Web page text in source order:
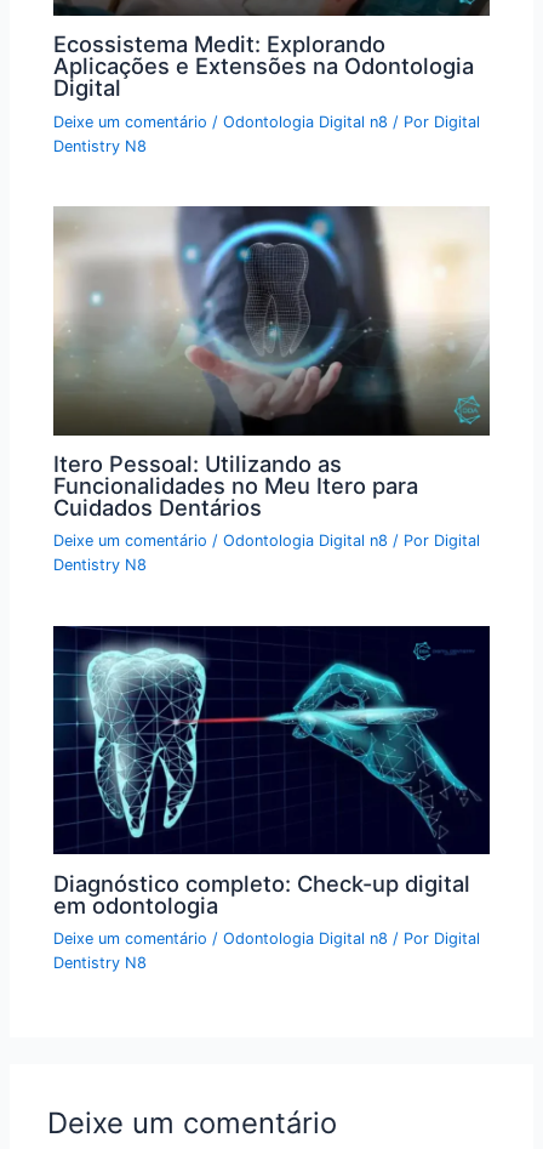
Ecossistema Medit: Explorando
Aplicações e Extensões na Odontologia
Digital
Deixe um comentário /Odontologia Digital n8 / Por Digital
Dentistry N8
Itero Pessoal: Utilizando as
Funcionalidades no Meu Itero para
Cuidados Dentários
Deixe um comentário /Odontologia Digital n8 / Por Digital
Dentistry N8
Diagnóstico completo: Check-up digital
em odontologia
Deixe um comentário /Odontologia Digital n8 / Por Digital
Dentistry N8
Deixe um comentário